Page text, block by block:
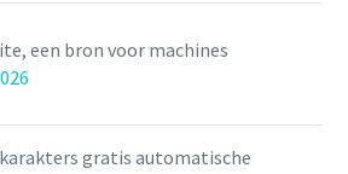
een bron voor machines
karakters gratis automatische